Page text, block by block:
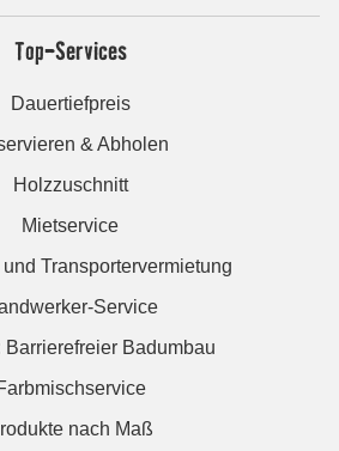
Top-Services
Dauertiefpreis
& Abholen
Holzzuschnitt
Mietservice
Transportervermietung
Service
Barrierefreier Badumbau
nach Maß